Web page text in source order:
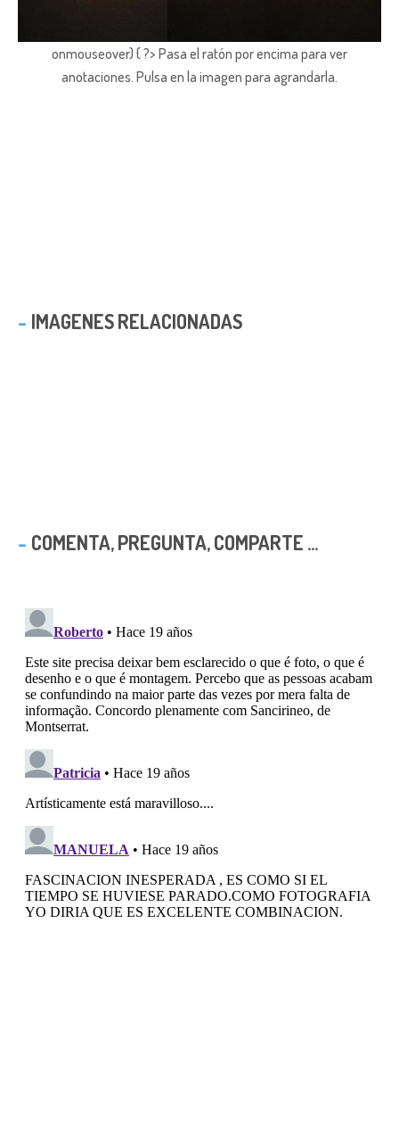
onmouseover) { ?> Pasa el ratón por encima para ver
anotaciones. Pulsa en la imagen para agrandarla.
IMAGENES RELACIONADAS
COMENTA, PREGUNTA, COMPARTE ...